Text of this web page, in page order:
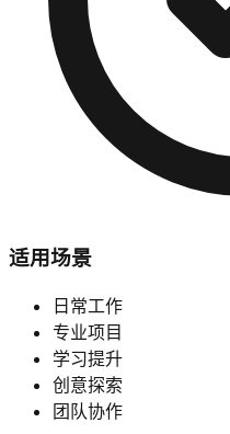
适用场景
日常工作
专业项目
学习提升
创意探索
团队协作